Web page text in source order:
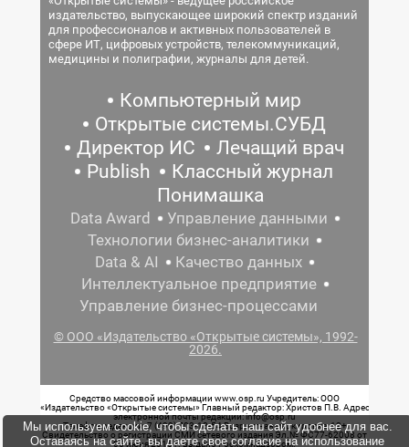
издательство, выпускающее широкий спектр изданий
для профессионалов и активных пользователей в
сфере ИТ, цифровых устройств, телекоммуникаций,
медицины и полиграфии, журналы для детей.
Компьютерный мир
Открытые системы.СУБД
Директор ИС
Лечащий врач
Publish
Классный журнал
Понимашка
Data Award
Управление данными
Технологии бизнес-аналитики
Data & AI
Качество данных
Интеллектуальное предприятие
Управление бизнес-процессами
© ООО «Издательство «Открытые системы», 1992-
2026.
Средство массовой информации www.osp.ru Учредитель: ООО
«Издательство «Открытые системы» Главный редактор: Христов П.В. Адрес
электронной почты редакции: info@osp.ru
Телефон редакции: 7 (499) 703-18-54 Возрастная маркировка: 12+
Свидетельство о регистрации СМИ сетевого издания Эл.№ ФС77-62008 от
05 июня 2015 г. выдано Роскомнадзором.
Мы используем cookie, чтобы сделать наш сайт удобнее для вас.
Оставаясь на сайте, вы даете свое согласие на использование